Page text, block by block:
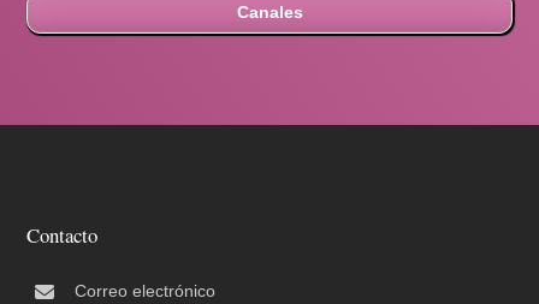
Contacto
Correo electrónico